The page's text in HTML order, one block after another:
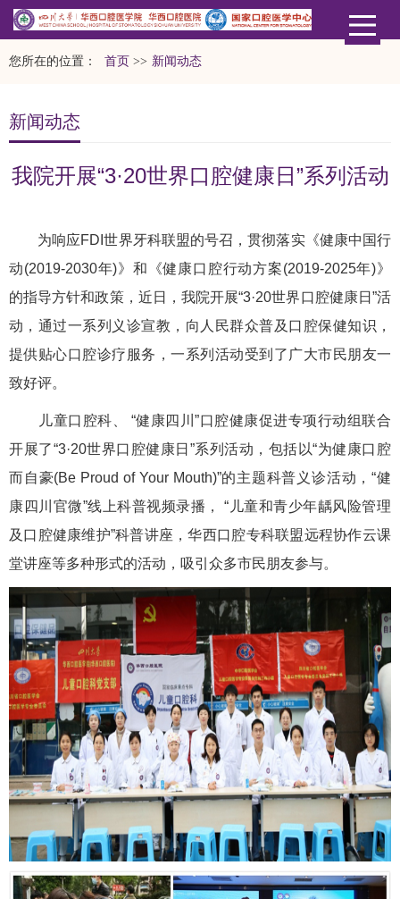
您所在的位置： 首页 >> 新闻动态
新闻动态
我院开展“3·20世界口腔健康日”系列活动
为响应FDI世界牙科联盟的号召，贯彻落实《健康中国行
动(2019-2030年)》和《健康口腔行动方案(2019-2025年)》
的指导方针和政策，近日，我院开展“3·20世界口腔健康日”活
动，通过一系列义诊宣教，向人民群众普及口腔保健知识，
提供贴心口腔诊疗服务，一系列活动受到了广大市民朋友一
致好评。
儿童口腔科、 “健康四川”口腔健康促进专项行动组联合
开展了“3·20世界口腔健康日”系列活动，包括以“为健康口腔
而自豪(Be Proud of Your Mouth)”的主题科普义诊活动，“健
康四川官微”线上科普视频录播， “儿童和青少年龋风险管理
及口腔健康维护”科普讲座，华西口腔专科联盟远程协作云课
堂讲座等多种形式的活动，吸引众多市民朋友参与。